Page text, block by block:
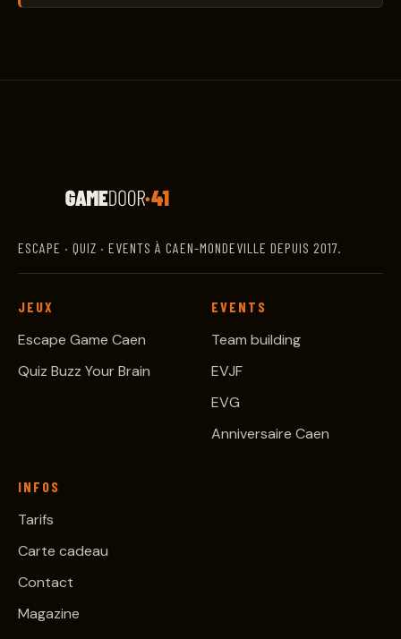
ESCAPE · QUIZ · EVENTS À CAEN-MONDEVILLE DEPUIS 2017.
JEUX
Escape Game Caen
Quiz Buzz Your Brain
EVENTS
Team building
EVJF
EVG
Anniversaire Caen
INFOS
Tarifs
Carte cadeau
Contact
Magazine